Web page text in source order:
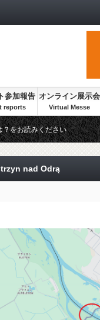
参加報告 オンライン展示会
？をお読みください
nad Odrą